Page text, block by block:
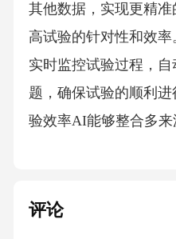
其他数据，实现更精
高试验的针对性和效
实时监控试验过程，
题，确保试验的顺利
验效率AI能够整合多
据整合与分析基于大数
评论